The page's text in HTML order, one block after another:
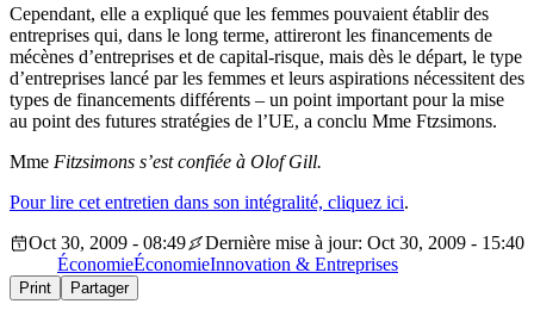
Cependant, elle a expliqué que les femmes pouvaient établir des
entreprises qui, dans le long terme, attireront les financements de
mécènes d’entreprises et de capital-risque, mais dès le départ, le type
d’entreprises lancé par les femmes et leurs aspirations nécessitent des
types de financements différents – un point important pour la mise
au point des futures stratégies de l’UE, a conclu Mme Ftzsimons.
Mme Fitzsimons s’est confiée à Olof Gill.
Pour lire cet entretien dans son intégralité, cliquez ici.
Oct 30, 2009 - 08:49
Dernière mise à jour: Oct 30, 2009 - 15:40
ÉconomieÉconomieInnovation & Entreprises
Print Partager